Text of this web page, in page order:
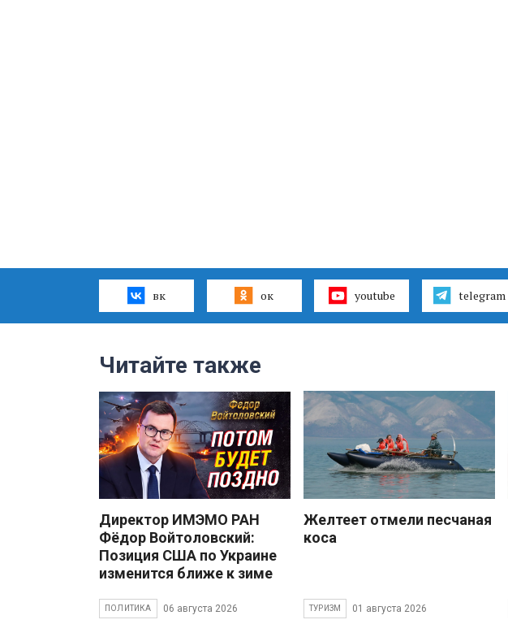
вк ок youtube telegram
Читайте также
Директор ИМЭМО РАН
Фёдор Войтоловский:
Позиция США по Украине
изменится ближе к зиме
ПОЛИТИКА 06 августа 2026
Желтеет отмели песчаная
коса
ТУРИЗМ 01 августа 2026